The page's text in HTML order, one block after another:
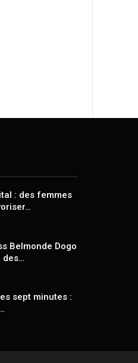
: des femmes
Belmonde Dogo
des…
sept minutes :